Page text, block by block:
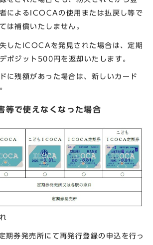
によるICOCAの使用または払戻し等で
は補償いたしません。
したICOCAを発見された場合は、定期
ポジット500円を返却いたします。
に残額があった場合は、新しいカード
等で使えなくなった場合
券発売所にて再発行登録の申込を行っ